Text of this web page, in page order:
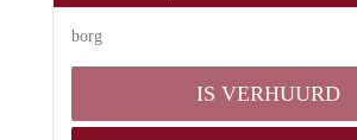
borg
IS VERHUURD